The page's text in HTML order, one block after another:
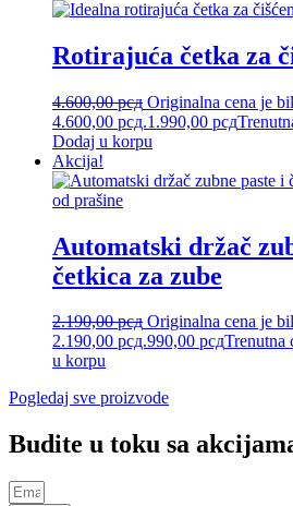
Rotirajuća četka za
4.600,00рсд Originalna cena je
4.600,00 рсд.1.990,00 рсд
Dodaj u korpu
Akcija!
Automatski držač
četkica za zube
2.190,00рсд Originalna cena je
2.190,00 рсд.990,00 рсдTrenutna
u korpu
Pogledaj sve proizvode
Budite u toku sa